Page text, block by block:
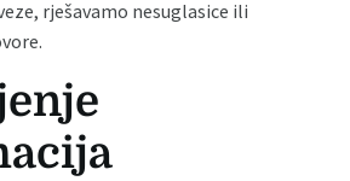
rješavamo nesuglasice ili